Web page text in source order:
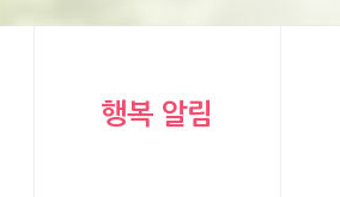
행복 알림